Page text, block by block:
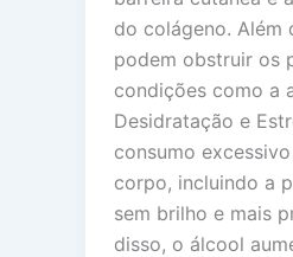
do colágeno. Além
podem obstruir os
condições como a
Desidratação e
consumo
corpo, incluindo a
sem brilho e mais
disso, o álcool